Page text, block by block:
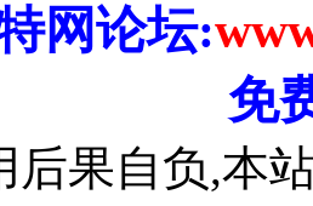
网论坛:
免
后果自负,本